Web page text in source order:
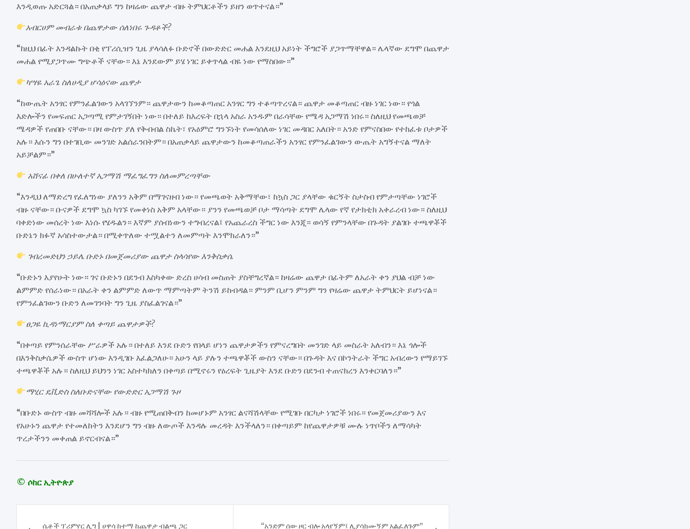
እንዲወጡ አድርጓል። በአጠቃላይ ግን ከዛሬው ጨዋታ ብዙ ትምህርቶችን ይዘን ወጥተናል።”
አብርሀም መብራቱ በጨዋታው ሰለነበሩ ጉዳቶች?
“ከዚህ በፊት እንዳልኩት በቂ የፕሪሲዝን ጊዜ ያላሳለፉ ቡድኖች በውድድር መሐል እንደዚህ አይነት ችግሮች ያጋጥማቸዋል። ሌላኛው ደግሞ በጨዋታ
መሐል የሚያጋጥሙ ግጭቶች ናቸው። እኔ እንደውም ይሄ ነገር ይቀጥላል ብዬ ነው የማስበው።”
ካሣዬ አራጌ ስለሀዲያ ሆሳዕናው ጨዋታ
“ከውጤት አንፃር የምንፈልገውን አላገኘንም። ጨዋታውን ከመቆጣጠር አንፃር ግን ተቆጣጥረናል። ጨዋታ መቆጣጠር ብዙ ነገር ነው። የጎል
እድሎችን የመፍጠር አጋጣሚ የምታገኝበት ነው። በተለይ ከእረፍት በኋላ አስራ አንዱም በራሳቸው የሜዳ አጋማሽ ነበሩ። ስለዚህ የመጫወቻ
ሜዳዎች የጠበቡ ናቸው። በዛ ውስጥ ያለ የቅብብል ስኬት፣ የአዕምሮ ግንኙነት የመሳሰለው ነገር መዳበር አለበት። አንድ የምናስበው የተከፈቱ ቦታዎች
አሉ። እሱን ግን በተገቢው መንገድ አልሰራንበትም። በአጠቃላይ ጨዋታውን ከመቆጣጠራችን አንፃር የምንፈልገውን ውጤት አግኝተናል ማለት
አይቻልም።”
አሸናፊ በቀለ በሁለተኛ አጋማሽ ማፈግፈግን ስለመምረጣቸው
“እንዲህ ለማድረግ የፈለግነው ያለንን አቅም በማገናዘብ ነው። የመጫወት አቅማቸው፣ ከኳስ ጋር ያላቸው ቁርኝት ስታስብ የምታጣቸው ነገሮች
ብዙ ናቸው። ቡናዎች ደግሞ ኳስ ካገኙ የመቀነስ አቅም አላቸው። ያንን የመጫወቻ ቦታ ማሳጣት ደግሞ ሌላው የኛ የታክቲክ አቀራረብ ነው። ስለዚህ
ባቀድነው መሰረት ነው እነሱ የሄዱልን። እኛም ያሰብነውን ተግብረናል፤ የአጨራረስ ችግር ነው እንጂ። ወሳኝ የምንላቸው በጉዳት ያልገቡ ተጫዋቾች
ቡድኔን ክፉኛ አሳስተውታል። በሚቀጥለው ተሟልተን ለመምጣት እንሞክራለን።”
ገብረመድህን ኃይሌ ቡድኑ በመጀመሪያው ጨዋታ ስላሳየው እንቅስቃሴ
“ቡድኑን እያየሁት ነው። ገና ቡድኑን በደንብ እስካቀው ድረስ ሀሳብ መስጠት ያስቸግረኛል። ከዛሬው ጨዋታ በፊትም ለአራት ቀን ያህል ብቻ ነው
ልምምድ የሰራነው። በአራት ቀን ልምምድ ለውጥ ማምጣትም ትንሽ ይከብዳል። ምንም ቢሆን ምንም ግን የዛሬው ጨዋታ ትምህርት ይሆነናል።
የምንፈልገውን ቡድን ለመገንባት ግን ጊዜ ያስፈልገናል።”
ፀጋዬ ኪዳነማርያም ስለ ቀጣይ ጨዋታዎች?
“በቀጣይ የምንሰራቸው ሥራዎች አሉ። በተለይ እንደ ቡድን የበላይ ሆነን ጨዋታዎችን የምናረግበት መንገድ ላይ መስራት አለብን። እኔ ጎሎች
በእንቅስቃሴዎች ውስጥ ሆነው እንዲገቡ እፈልጋለሁ። አሁን ላይ ያሉን ተጫዋቾች ውስን ናቸው። በጉዳት እና በኮንትራት ችግር አብረውን የማይገኙ
ተጫዋቾች አሉ። ስለዚህ ይህንን ነገር አስተካክለን በቀጣይ በሚኖሩን የዕረፍት ጊዜያት እንደ ቡድን በደንብ ተጠናክረን እንቀርባለን።”
ማሂር ዴቪድስ ስለቡድናቸው የውድድር አጋማሽ ጉዞ
“በቡድኑ ውስጥ ብዙ መሻሻሎች አሉ። ብዙ የሚጠበቅብን ከመሆኑም አንፃር ልናሻሽላቸው የሚገቡ በርካታ ነገሮች ነበሩ። የመጀመሪያውን እና
የአሁኑን ጨዋታ የተመለከትን እንደሆን ግን ብዙ ለውጦች እንዳሉ መረዳት እንችላለን። በቀጣይም ከየጨዋታዎቹ ሙሉ ነጥቦችን ለማሳካት
ጥረታችንን መቀጠል ይኖርብናል።”
© ሶከር ኢትዮጵያ
ሴቶች ፕሪምየር ሊግ | ሀዋሳ ከተማ ከጨዋታ ብልጫ ጋር “አንድም ሰው ዞር ብሎ አላየኝም፤ ሊያሳክሙኝም አልፈለጉም”